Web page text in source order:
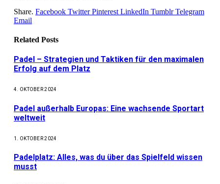
Share. Facebook Twitter Pinterest LinkedIn Tumblr Telegram
Email
Related Posts
Padel – Strategien und Taktiken für den maximalen
Erfolg auf dem Platz
4. OKTOBER 2024
Padel außerhalb Europas: Eine wachsende Sportart
weltweit
1. OKTOBER 2024
Padelplatz: Alles, was du über das Spielfeld wissen
musst